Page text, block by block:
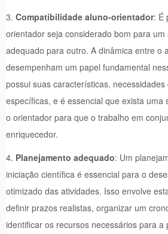
3. Compatibilidade aluno-orientador: É
orientador seja considerado bom para um
adequado para outro. A dinâmica entre o
desempenham um papel fundamental
possui suas características,
específicas, e é essencial que exista uma
o orientador para que o trabalho em
enriquecedor.
4. Planejamento adequado: Um
iniciação científica é essencial para o
otimizado das atividades. Isso envolve
definir prazos realistas, organizar um
identificar os recursos necessários para a